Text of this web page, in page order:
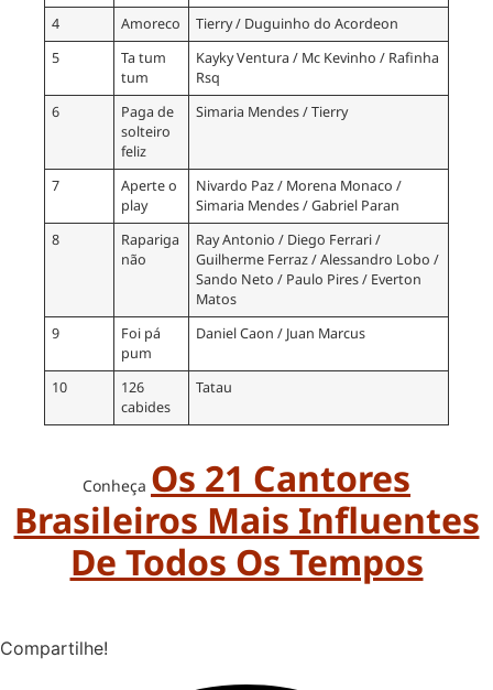
4
Amoreco
Tierry / Duguinho do Acordeon
5
Ta tum
tum
Kayky Ventura / Mc Kevinho / Rafinha
Rsq
6
Paga de
solteiro
feliz
Simaria Mendes / Tierry
7
Aperte o
play
Nivardo Paz / Morena Monaco /
Simaria Mendes / Gabriel Paran
8
Rapariga
não
Ray Antonio / Diego Ferrari /
Guilherme Ferraz / Alessandro Lobo /
Sando Neto / Paulo Pires / Everton
Matos
9
Foi pá
pum
Daniel Caon / Juan Marcus
10
126
cabides
Tatau
Conheça Os 21 Cantores
Brasileiros Mais Influentes
De Todos Os Tempos
Compartilhe!